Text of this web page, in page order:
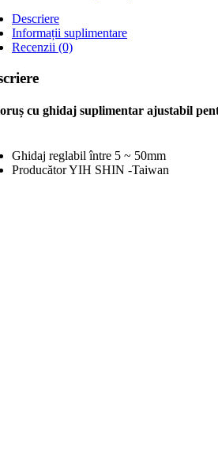
Descriere
Informații suplimentare
Recenzii (0)
cu ghidaj suplimentar ajustabil
Ghidaj reglabil între 5 ~ 50mm
Producător YIH SHIN -Taiwan